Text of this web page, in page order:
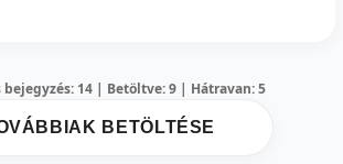
bejegyzés: 14 | Betöltve: 9 | Hátravan: 5
BETÖLTÉSE